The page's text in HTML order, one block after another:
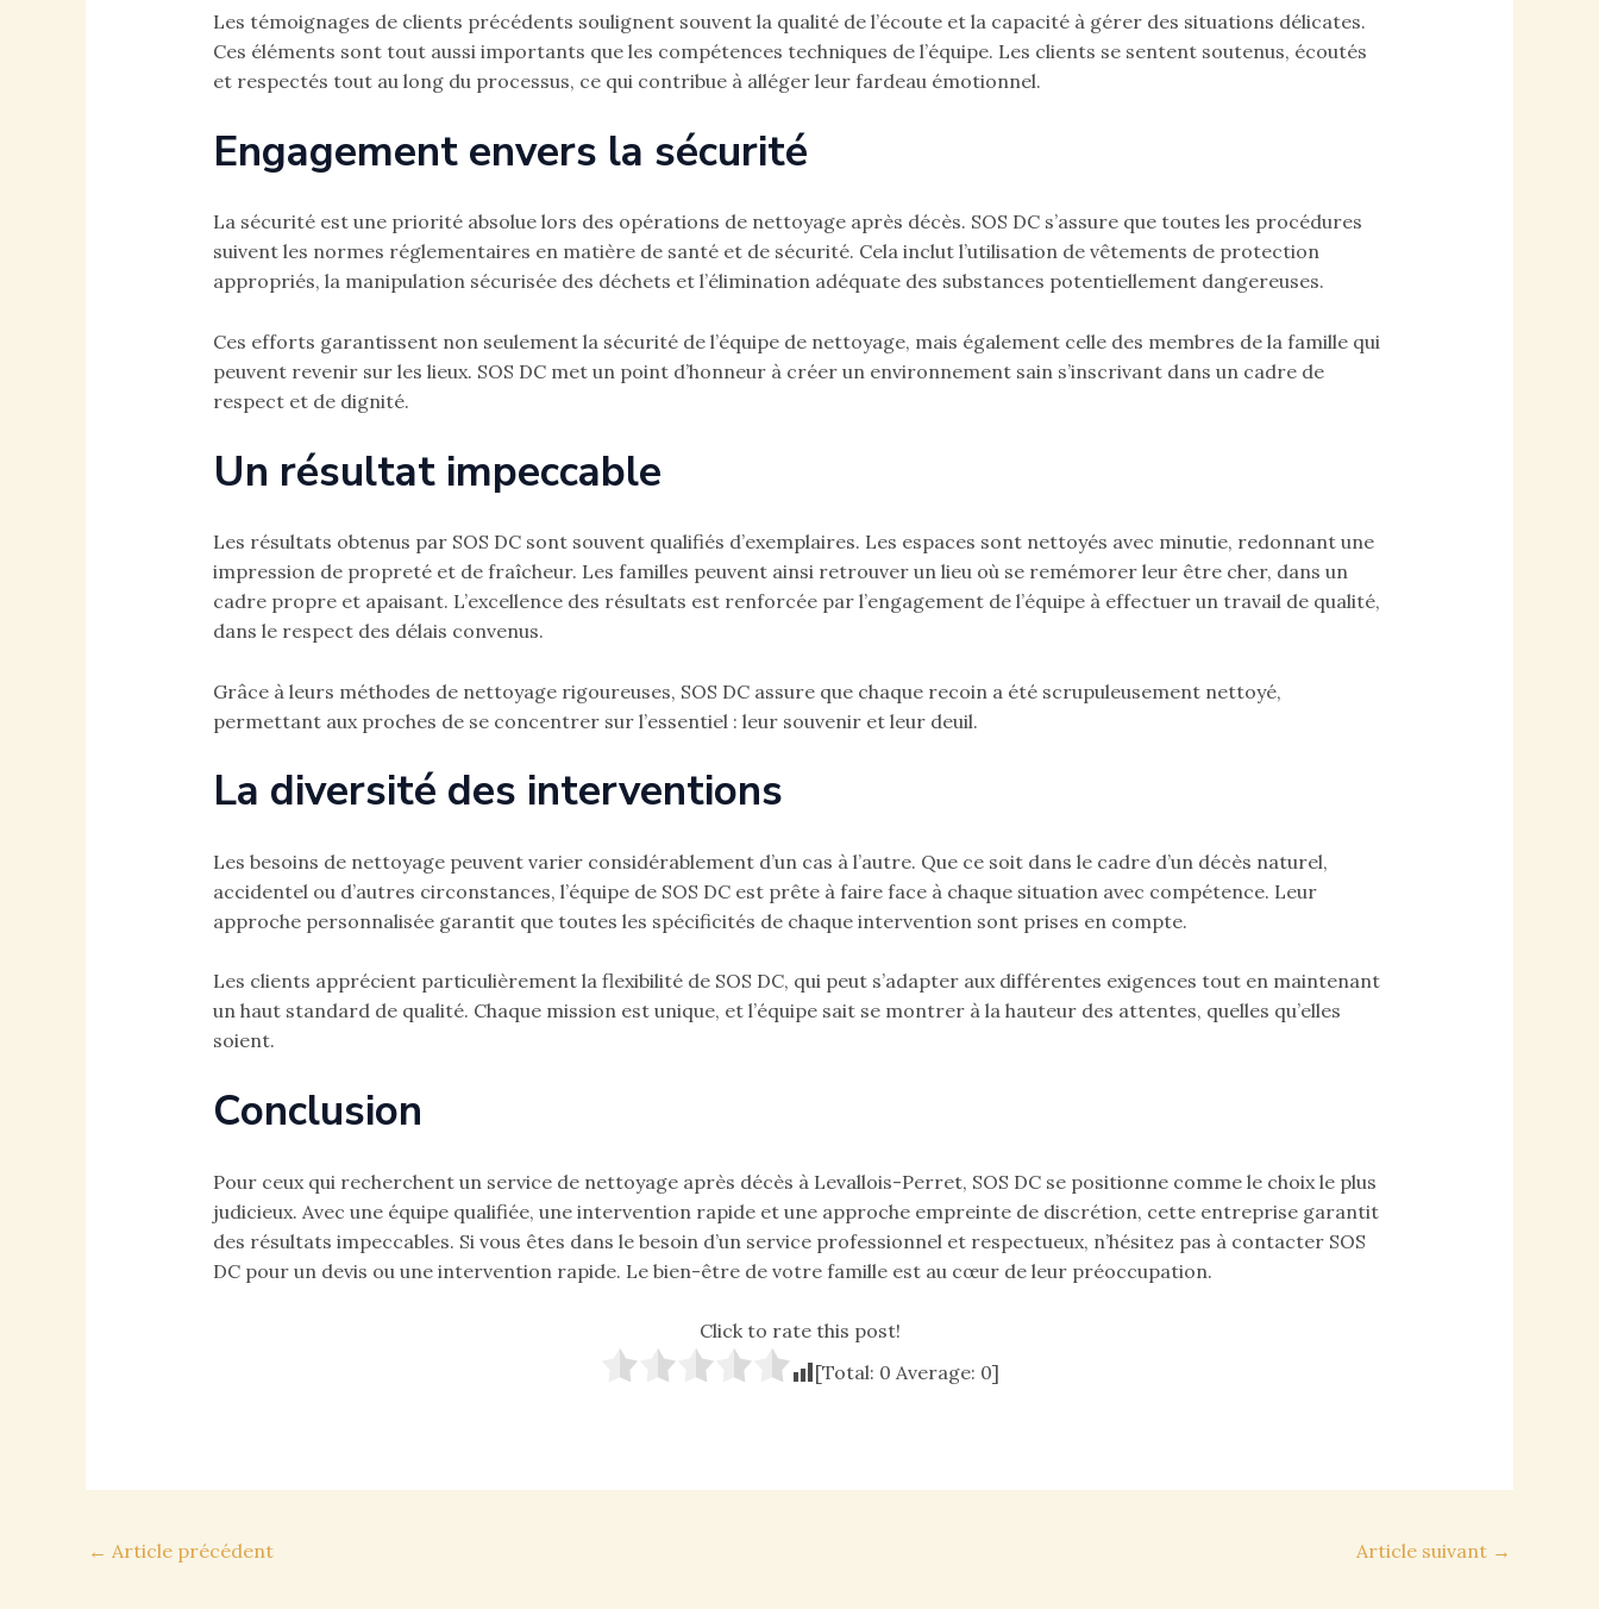
Les témoignages de clients précédents soulignent souvent la qualité de l’écoute et la capacité à gérer des situations délicates.
Ces éléments sont tout aussi importants que les compétences techniques de l’équipe. Les clients se sentent soutenus, écoutés
et respectés tout au long du processus, ce qui contribue à alléger leur fardeau émotionnel.
Engagement envers la sécurité
La sécurité est une priorité absolue lors des opérations de nettoyage après décès. SOS DC s’assure que toutes les procédures
suivent les normes réglementaires en matière de santé et de sécurité. Cela inclut l’utilisation de vêtements de protection
appropriés, la manipulation sécurisée des déchets et l’élimination adéquate des substances potentiellement dangereuses.
Ces efforts garantissent non seulement la sécurité de l’équipe de nettoyage, mais également celle des membres de la famille qui
peuvent revenir sur les lieux. SOS DC met un point d’honneur à créer un environnement sain s’inscrivant dans un cadre de
respect et de dignité.
Un résultat impeccable
Les résultats obtenus par SOS DC sont souvent qualifiés d’exemplaires. Les espaces sont nettoyés avec minutie, redonnant une
impression de propreté et de fraîcheur. Les familles peuvent ainsi retrouver un lieu où se remémorer leur être cher, dans un
cadre propre et apaisant. L’excellence des résultats est renforcée par l’engagement de l’équipe à effectuer un travail de qualité,
dans le respect des délais convenus.
Grâce à leurs méthodes de nettoyage rigoureuses, SOS DC assure que chaque recoin a été scrupuleusement nettoyé,
permettant aux proches de se concentrer sur l’essentiel : leur souvenir et leur deuil.
La diversité des interventions
Les besoins de nettoyage peuvent varier considérablement d’un cas à l’autre. Que ce soit dans le cadre d’un décès naturel,
accidentel ou d’autres circonstances, l’équipe de SOS DC est prête à faire face à chaque situation avec compétence. Leur
approche personnalisée garantit que toutes les spécificités de chaque intervention sont prises en compte.
Les clients apprécient particulièrement la flexibilité de SOS DC, qui peut s’adapter aux différentes exigences tout en maintenant
un haut standard de qualité. Chaque mission est unique, et l’équipe sait se montrer à la hauteur des attentes, quelles qu’elles
soient.
Conclusion
Pour ceux qui recherchent un service de nettoyage après décès à Levallois-Perret, SOS DC se positionne comme le choix le plus
judicieux. Avec une équipe qualifiée, une intervention rapide et une approche empreinte de discrétion, cette entreprise garantit
des résultats impeccables. Si vous êtes dans le besoin d’un service professionnel et respectueux, n’hésitez pas à contacter SOS
DC pour un devis ou une intervention rapide. Le bien-être de votre famille est au cœur de leur préoccupation.
Click to rate this post!
[Total: 0 Average: 0]
Navigation
← Article précédent Article suivant →